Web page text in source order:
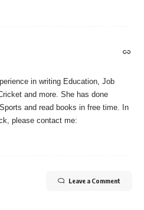
in writing Education, Job
and more. She has done
and read books in free time. In
please contact me:
Leave a Comment